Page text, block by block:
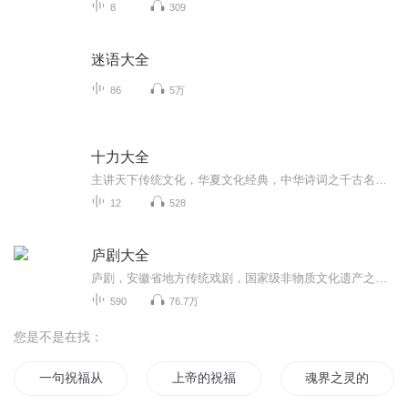
8 309
迷语大全
86 5万
十力大全
12 528
庐剧大全
590 76.7万
您是不是在找：
一句祝福从此不见 上帝的祝福 魂界之灵的祝福